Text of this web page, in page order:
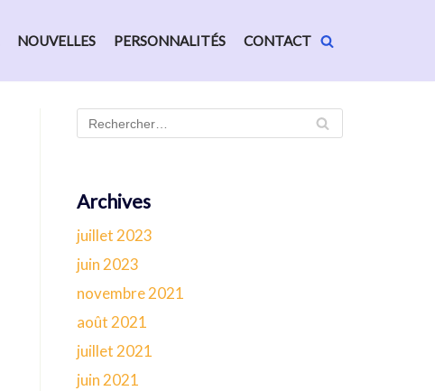
NOUVELLES PERSONNALITÉS CONTACT
Archives
juillet 2023
juin 2023
novembre 2021
août 2021
juillet 2021
juin 2021